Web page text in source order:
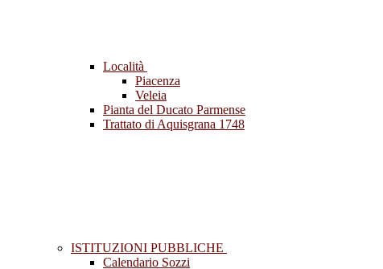
Località
Piacenza
Veleia
Pianta del Ducato Parmense
Trattato di Aquisgrana 1748
ISTITUZIONI PUBBLICHE
Calendario Sozzi